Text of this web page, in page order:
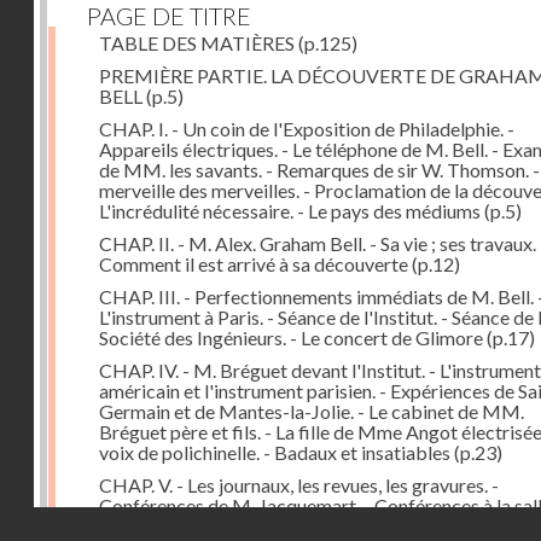
PAGE DE TITRE
TABLE DES MATIÈRES (p.125)
PREMIÈRE PARTIE. LA DÉCOUVERTE DE
BELL (p.5)
CHAP. I. - Un coin de l'Exposition de Philadelphie. -
Appareils électriques. - Le téléphone de M. Bell. -
de MM. les savants. - Remarques de sir W. Thomson.
merveille des merveilles. - Proclamation de la
L'incrédulité nécessaire. - Le pays des médiums (p.5)
CHAP. II. - M. Alex. Graham Bell. - Sa vie ; ses travaux.
Comment il est arrivé à sa découverte(p.12)
CHAP. III. - Perfectionnements immédiats de M. Bell.
L'instrument à Paris. - Séance de l'Institut. - Séance de
Société des Ingénieurs. - Le concert de Glimore(p.17)
CHAP. IV. - M. Bréguet devant l'Institut. - L'instrument
américain et l'instrument parisien. - Expériences de
Germain et de Mantes-la-Jolie. - Le cabinet de MM.
Bréguet père et fils. - La fille de Mme Angot
voix de polichinelle. - Badaux et insatiables (p.23)
CHAP. V. - Les journaux, les revues, les gravures. -
Conférences de M. Jacquemart. - Conférences à la